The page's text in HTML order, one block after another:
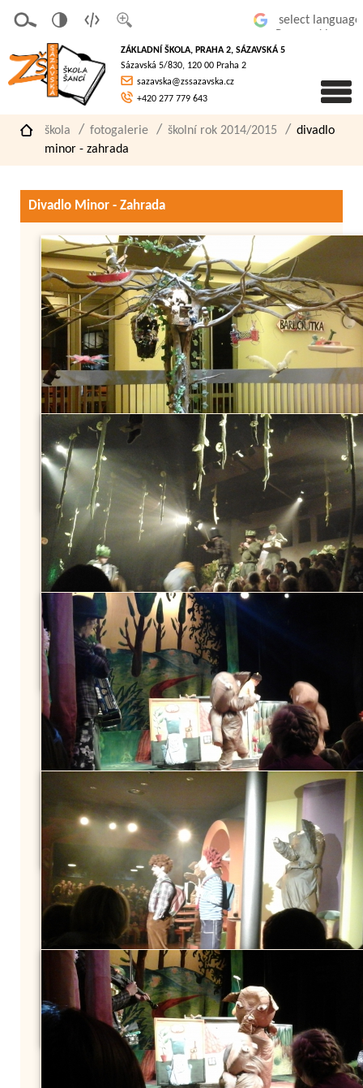
písmo
á
verze
pro
slaboz
raké
ZÁKLADNÍ ŠKOLA, PRAHA 2, SÁZAVSKÁ 5
Sázavská 5/830, 120 00 Praha 2
sazavska@zssazavska.cz
+420 277 779 643
škola fotogalerie školní rok 2014/2015
divadlo
minor - zahrada
Divadlo Minor - Zahrada